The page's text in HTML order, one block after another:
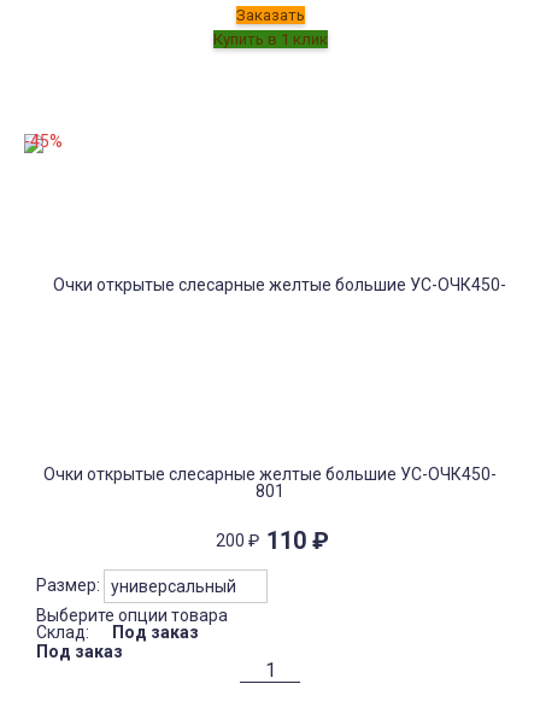
Заказать
Очки открытые слесарные желтые большие УС-ОЧК450-
801
200 ₽ 110 ₽
Размер:
Выберите опции товара
Склад:
Под заказ
Под заказ
-45%